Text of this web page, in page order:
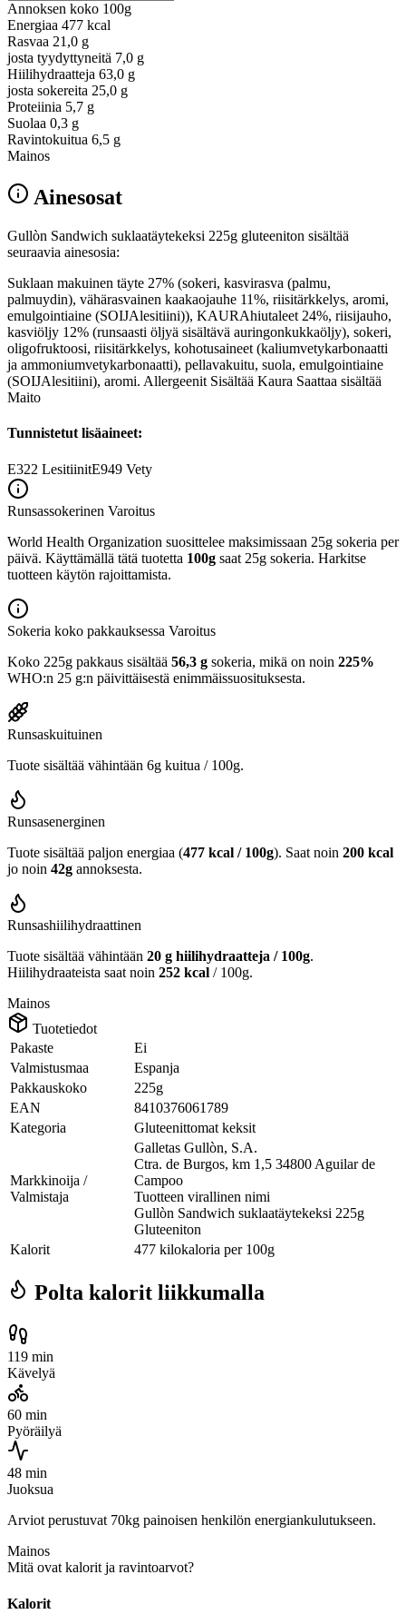
Annoksen koko 100g
Energiaa 477 kcal
Rasvaa 21,0 g
josta tyydyttyneitä 7,0 g
Hiilihydraatteja 63,0 g
josta sokereita 25,0 g
Proteiinia 5,7 g
Suolaa 0,3 g
Ravintokuitua 6,5 g
Mainos
Ainesosat
Gullòn Sandwich suklaatäytekeksi 225g gluteeniton sisältää
seuraavia ainesosia:
Suklaan makuinen täyte 27% (sokeri, kasvirasva (palmu,
palmuydin), vähärasvainen kaakaojauhe 11%, riisitärkkelys, aromi,
emulgointiaine (SOIJAlesitiini)), KAURAhiutaleet 24%, riisijauho,
kasviöljy 12% (runsaasti öljyä sisältävä auringonkukkaöljy), sokeri,
oligofruktoosi, riisitärkkelys, kohotusaineet (kaliumvetykarbonaatti
ja ammoniumvetykarbonaatti), pellavakuitu, suola, emulgointiaine
(SOIJAlesitiini), aromi. Allergeenit Sisältää Kaura Saattaa sisältää
Maito
Tunnistetut lisäaineet:
E322 LesitiinitE949 Vety
Runsassokerinen Varoitus
World Health Organization suosittelee maksimissaan 25g sokeria per
päivä. Käyttämällä tätä tuotetta 100g saat 25g sokeria. Harkitse
tuotteen käytön rajoittamista.
Sokeria koko pakkauksessa Varoitus
Koko 225g pakkaus sisältää 56,3 g sokeria, mikä on noin 225%
WHO:n 25 g:n päivittäisestä enimmäissuosituksesta.
Runsaskuituinen
Tuote sisältää vähintään 6g kuitua / 100g.
Runsasenerginen
Tuote sisältää paljon energiaa (477 kcal / 100g). Saat noin 200 kcal
jo noin 42g annoksesta.
Runsashiilihydraattinen
Tuote sisältää vähintään 20 g hiilihydraatteja / 100g.
Hiilihydraateista saat noin 252 kcal / 100g.
Mainos
Tuotetiedot
Pakaste
Ei
Valmistusmaa
Espanja
Pakkauskoko
225g
EAN
8410376061789
Kategoria
Gluteenittomat keksit
Markkinoija /
Valmistaja
Galletas Gullòn, S.A.
Ctra. de Burgos, km 1,5 34800 Aguilar de
Campoo
Tuotteen virallinen nimi
Gullòn Sandwich suklaatäytekeksi 225g
Gluteeniton
Kalorit
477 kilokaloria per 100g
Polta kalorit liikkumalla
119 min
Kävelyä
60 min
Pyöräilyä
48 min
Juoksua
Arviot perustuvat 70kg painoisen henkilön energiankulutukseen.
Mainos
Mitä ovat kalorit ja ravintoarvot?
Kalorit